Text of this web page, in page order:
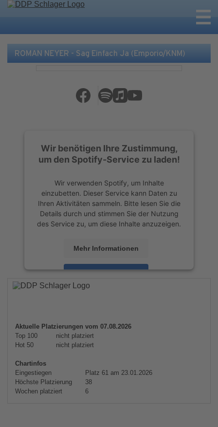
ROMAN NEYER - Sag Einfach Ja (Emporio/KNM)
Wir benötigen Ihre Zustimmung,
um den Spotify-Service zu laden!
Wir verwenden Spotify, um Inhalte
einzubetten. Dieser Service kann Daten zu
Ihren Aktivitäten sammeln. Bitte lesen Sie die
Details durch und stimmen Sie der Nutzung
des Service zu, um diese Inhalte anzuzeigen.
Mehr Informationen
Akzeptieren
powered by
Aktuelle Platzierungen vom 07.08.2026
Top 100
nicht platziert
Hot 50
nicht platziert
Chartinfos
Eingestiegen
Platz 61 am 23.01.2026
Höchste Platzierung
38
Wochen platziert
6